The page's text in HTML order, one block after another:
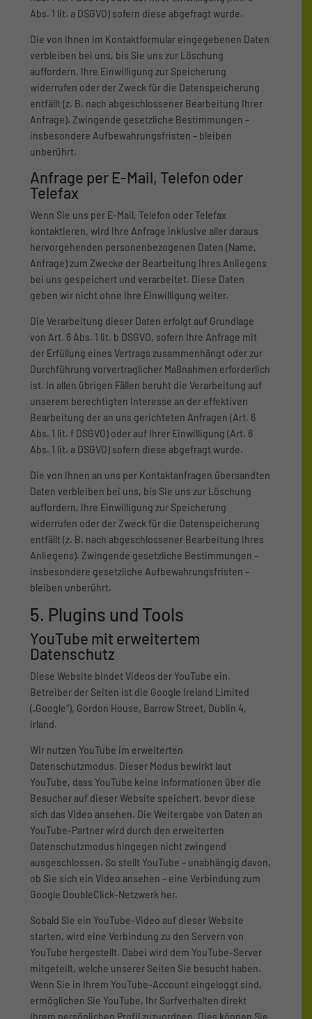
Abs. 1 lit. a DSGVO) sofern diese abgefragt wurde.
Die von Ihnen im Kontaktformular eingegebenen Daten
verbleiben bei uns, bis Sie uns zur Löschung
auffordern, Ihre Einwilligung zur Speicherung
widerrufen oder der Zweck für die Datenspeicherung
entfällt (z. B. nach abgeschlossener Bearbeitung Ihrer
Anfrage). Zwingende gesetzliche Bestimmungen –
insbesondere Aufbewahrungsfristen – bleiben
unberührt.
Anfrage per E-Mail, Telefon oder
Telefax
Wenn Sie uns per E-Mail, Telefon oder Telefax
kontaktieren, wird Ihre Anfrage inklusive aller daraus
hervorgehenden personenbezogenen Daten (Name,
Anfrage) zum Zwecke der Bearbeitung Ihres Anliegens
bei uns gespeichert und verarbeitet. Diese Daten
geben wir nicht ohne Ihre Einwilligung weiter.
Die Verarbeitung dieser Daten erfolgt auf Grundlage
von Art. 6 Abs. 1 lit. b DSGVO, sofern Ihre Anfrage mit
der Erfüllung eines Vertrags zusammenhängt oder zur
Durchführung vorvertraglicher Maßnahmen erforderlich
ist. In allen übrigen Fällen beruht die Verarbeitung auf
unserem berechtigten Interesse an der effektiven
Bearbeitung der an uns gerichteten Anfragen (Art. 6
Abs. 1 lit. f DSGVO) oder auf Ihrer Einwilligung (Art. 6
Abs. 1 lit. a DSGVO) sofern diese abgefragt wurde.
Die von Ihnen an uns per Kontaktanfragen übersandten
Daten verbleiben bei uns, bis Sie uns zur Löschung
auffordern, Ihre Einwilligung zur Speicherung
widerrufen oder der Zweck für die Datenspeicherung
entfällt (z. B. nach abgeschlossener Bearbeitung Ihres
Anliegens). Zwingende gesetzliche Bestimmungen –
insbesondere gesetzliche Aufbewahrungsfristen –
bleiben unberührt.
5. Plugins und Tools
YouTube mit erweitertem
Datenschutz
Diese Website bindet Videos der YouTube ein.
Betreiber der Seiten ist die Google Ireland Limited
(„Google“), Gordon House, Barrow Street, Dublin 4,
Irland.
Wir nutzen YouTube im erweiterten
Datenschutzmodus. Dieser Modus bewirkt laut
YouTube, dass YouTube keine Informationen über die
Besucher auf dieser Website speichert, bevor diese
sich das Video ansehen. Die Weitergabe von Daten an
YouTube-Partner wird durch den erweiterten
Datenschutzmodus hingegen nicht zwingend
ausgeschlossen. So stellt YouTube – unabhängig davon,
ob Sie sich ein Video ansehen – eine Verbindung zum
Google DoubleClick-Netzwerk her.
Sobald Sie ein YouTube-Video auf dieser Website
starten, wird eine Verbindung zu den Servern von
YouTube hergestellt. Dabei wird dem YouTube-Server
mitgeteilt, welche unserer Seiten Sie besucht haben.
Wenn Sie in Ihrem YouTube-Account eingeloggt sind,
ermöglichen Sie YouTube, Ihr Surfverhalten direkt
Ihrem persönlichen Profil zuzuordnen. Dies können Sie